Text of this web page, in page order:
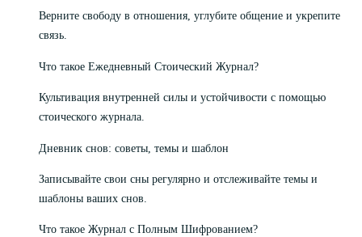
Верните свободу в отношения, углубите общение и укрепите
связь.
Что такое Ежедневный Стоический Журнал?
Культивация внутренней силы и устойчивости с помощью
стоического журнала.
Дневник снов: советы, темы и шаблон
Записывайте свои сны регулярно и отслеживайте темы и
шаблоны ваших снов.
Что такое Журнал с Полным Шифрованием?